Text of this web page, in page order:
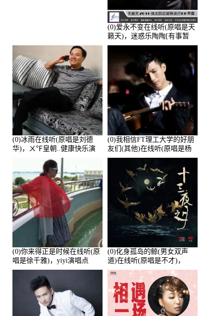
(0)爱永不变在线听(原唱是天
籁天)，迷惑乐陶陶[有事暂
离]演唱点播:27678次
(0)冰雨在线听(原唱是刘德
华)，ㄨ℉皇朝..健康快乐演
(0)我相信FT理工大学的好朋
友们(其他)在线听(原唱是杨
培安)，老乔演唱点播:23714
(0)你来得正是时候在线听(原
唱是徐千雅)，yiyi演唱点
播:21991次
(0)化身孤岛的鲸(男女双声
道)在线听(原唱是不才)，
HGBai演唱点播:19428次